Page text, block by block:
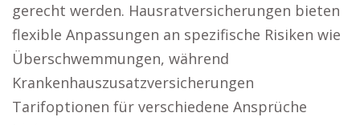
gerecht werden. Hausratversicherungen bieten
flexible Anpassungen an spezifische Risiken wie
Überschwemmungen, während
Krankenhauszusatzversicherungen
Tarifoptionen für verschiedene Ansprüche